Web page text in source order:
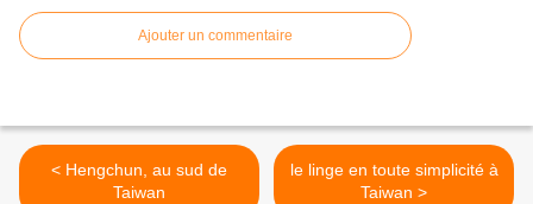
Ajouter un commentaire
< Hengchun, au sud de
Taiwan
le linge en toute simplicité à
Taiwan >